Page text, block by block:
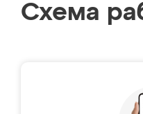
Схема